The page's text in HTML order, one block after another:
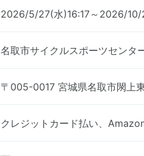
2026/5/27(水)16:17～2026/
名取市サイクルスポーツセンタ
〒005-0017 宮城県名取市閖上
クレジットカード払い、